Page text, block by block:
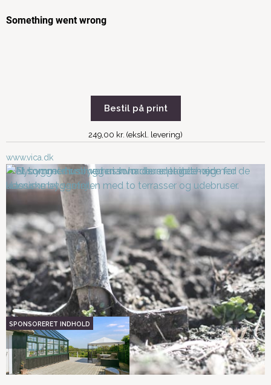
Bestil på print
249,00 kr. (ekskl. levering)
www.vica.dk
Hvilken årstid skal du
bygge nyt sommerhus
Tre forskellige
sommerhusgrunde
Jordbundsundersøgelse
af din sommerhusgrund
Undgå fire klassiske
byggefejl, når du skal
bygge nyt sommerhus
Er der problemer med dit
sommerhusbyggeri?
Sådan binder du inde- og
uderum sammen
En opgradering af
sommerhuset er langt
billigere end at bygge
helt nyt